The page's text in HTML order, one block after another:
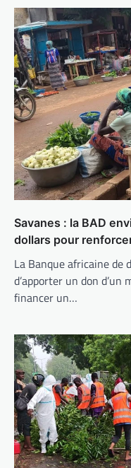
Savanes : la BAD
dollars pour
La Banque africaine de
d’apporter un don d’un
financer un…